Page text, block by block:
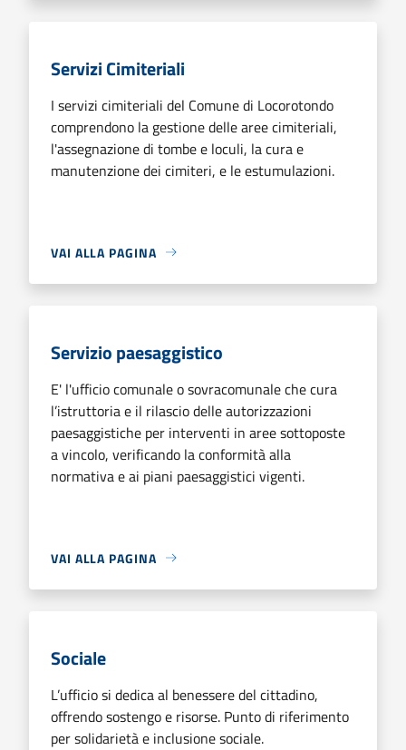
Servizi Cimiteriali
I servizi cimiteriali del Comune di Locorotondo
comprendono la gestione delle aree cimiteriali,
l'assegnazione di tombe e loculi, la cura e
manutenzione dei cimiteri, e le estumulazioni.
VAI ALLA PAGINA
Servizio paesaggistico
E' l'ufficio comunale o sovracomunale che cura
l’istruttoria e il rilascio delle autorizzazioni
paesaggistiche per interventi in aree sottoposte
a vincolo, verificando la conformità alla
normativa e ai piani paesaggistici vigenti.
VAI ALLA PAGINA
Sociale
L’ufficio si dedica al benessere del cittadino,
offrendo sostengo e risorse. Punto di riferimento
per solidarietà e inclusione sociale.